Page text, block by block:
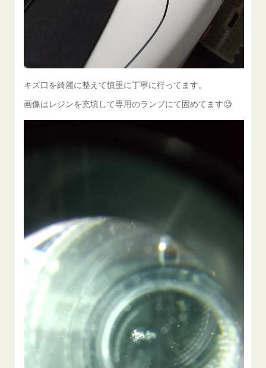
キズ口を綺麗に整えて慎重に丁寧に行ってます。
画像はレジンを充填して専用のランプにて固めてます🧐